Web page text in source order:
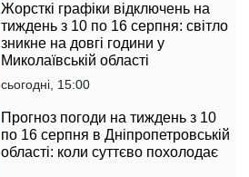
Жорсткі графіки відключень на
тиждень з 10 по 16 серпня: світло
зникне на довгі години у
Миколаївській області
сьогодні, 15:00
Прогноз погоди на тиждень з 10
по 16 серпня в Дніпропетровській
області: коли суттєво похолодає